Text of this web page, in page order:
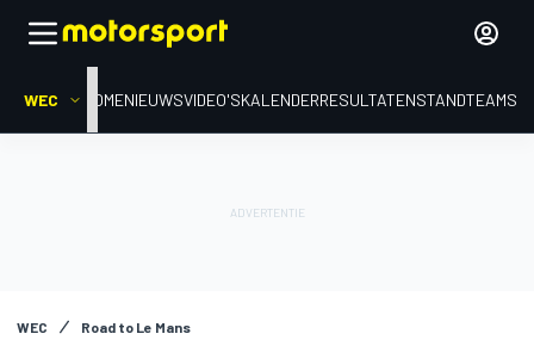
WEC HOMENIEUWSVIDEO'SKALENDERRESULTATENSTANDTEAMS
WEC Road to Le Mans